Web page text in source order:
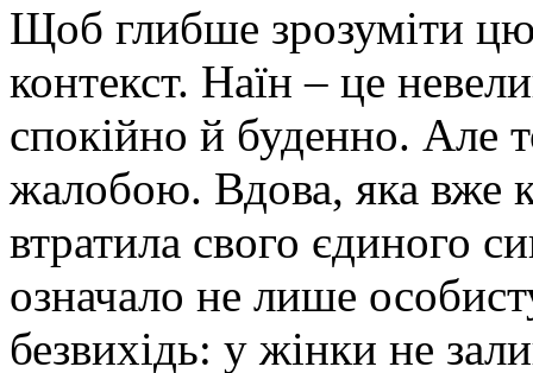
Щоб глибше зрозуміти цю
контекст. Наїн – це
спокійно й буденно. Але
жалобою. Вдова, яка вже
втратила свого єдиного
означало не лише
безвихідь: у жінки не